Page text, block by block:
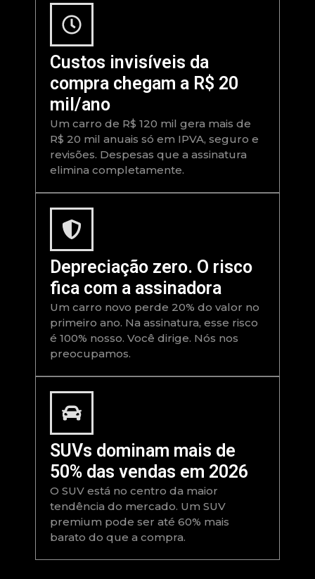
Custos invisíveis da
compra chegam a R$ 20
mil/ano
Um carro de R$ 120 mil gera mais de
R$ 20 mil anuais só em IPVA, seguro e
revisões. Despesas que a assinatura
elimina completamente.
Depreciação zero. O risco
fica com a assinadora
Um carro novo perde 20% do valor no
primeiro ano. Na assinatura, esse risco
é 100% nosso. Você dirige. Nós nos
preocupamos.
SUVs dominam mais de
50% das vendas em 2026
O SUV está no centro da maior
tendência do mercado. Um SUV
premium pode ser até 60% mais
barato do que a compra.